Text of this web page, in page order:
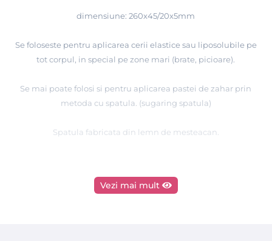
dimensiune: 260x45/20x5mm
Se foloseste pentru aplicarea cerii elastice sau liposolubile pe
tot corpul, in special pe zone mari (brate, picioare).
Se mai poate folosi si pentru aplicarea pastei de zahar prin
metoda cu spatula. (sugaring spatula)
Spatula fabricata din lemn de mesteacan.
Vezi mai mult